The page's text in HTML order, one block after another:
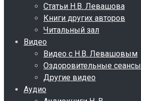
Статьи Н.В. Левашова
Книги других авторов
Читальный зал
Видео
Видео с Н.В. Левашовым
Оздоровительные сеансы
Другие видео
Аудио